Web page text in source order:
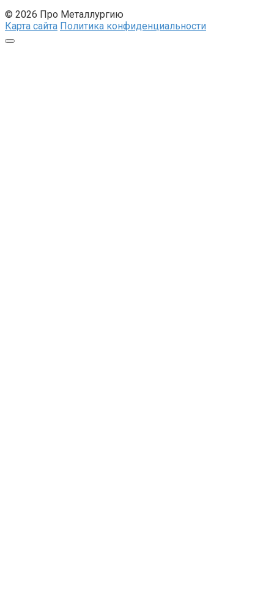
© 2026 Про Металлургию
Карта сайта Политика конфиденциальности